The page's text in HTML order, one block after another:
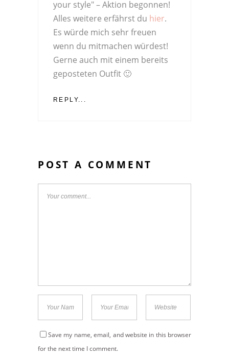
your style" – Aktion begonnen!
Alles weitere erfährst du hier.
Es würde mich sehr freuen
wenn du mitmachen würdest!
Gerne auch mit einem bereits
geposteten Outfit 🙂
REPLY...
POST A COMMENT
Save my name, email, and website in this browser
for the next time I comment.